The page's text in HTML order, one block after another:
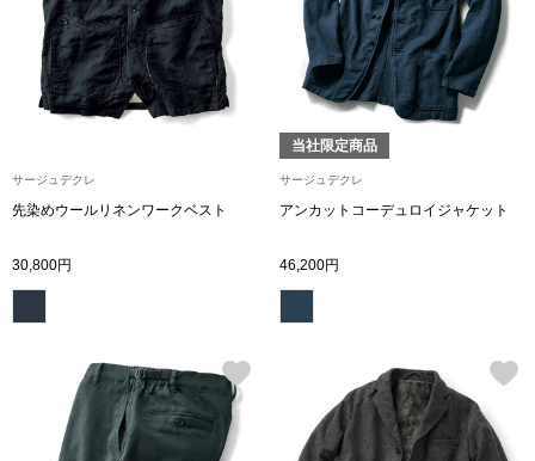
【特集】食彩倶楽部
集
トレーナー／
セーター
ベスト
ワンピース／
サージュデクレ
先染めウールリネンワークベスト
30,800円
当社限定商品
サージュデクレ
アンカットコーデュロイジャケット
46,200円